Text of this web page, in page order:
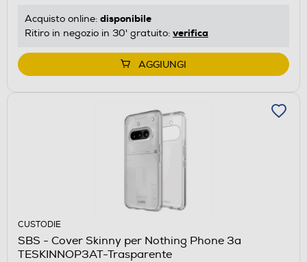
Acquisto online: disponibile
Ritiro in negozio in 30' gratuito: verifica
AGGIUNGI
CUSTODIE
SBS - Cover Skinny per Nothing Phone 3a
TESKINNOP3AT-Trasparente